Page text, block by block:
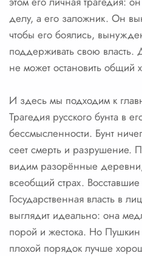
делу, а его заложник. Он
чтобы его боялись,
поддерживать свою
не может остановить общий
И здесь мы подходим к
Трагедия русского бунта в
бессмысленности. Бунт
сеет смерть и разрушение.
видим разорённые
всеобщий страх.
Государственная власть в
выглядит идеально: она
порой и жестока. Но
плохой порядок лучше